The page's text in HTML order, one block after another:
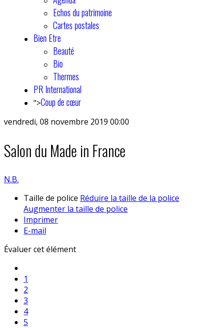
Echos du patrimoine
Cartes postales
Bien Etre
Beauté
Bio
Thermes
PR International
">Coup de cœur
vendredi, 08 novembre 2019 00:00
Salon du Made in France
N.B.
Taille de police Réduire la taille de la police
Augmenter la taille de police
Imprimer
E-mail
Évaluer cet élément
1
2
3
4
5